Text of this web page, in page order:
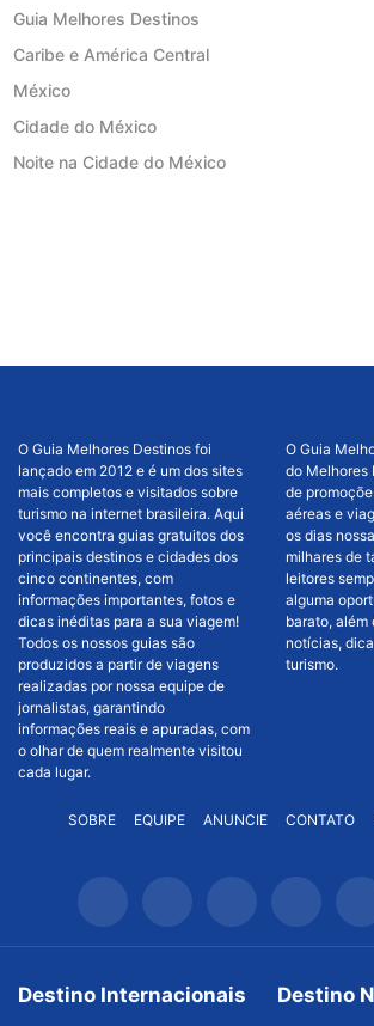
Guia Melhores Destinos
Caribe e América Central
México
Cidade do México
Noite na Cidade do México
O Guia Melhores Destinos foi
lançado em 2012 e é um dos sites
mais completos e visitados sobre
turismo na internet brasileira. Aqui
você encontra guias gratuitos dos
principais destinos e cidades dos
cinco continentes, com
informações importantes, fotos e
dicas inéditas para a sua viagem!
Todos os nossos guias são
produzidos a partir de viagens
realizadas por nossa equipe de
jornalistas, garantindo
informações reais e apuradas, com
o olhar de quem realmente visitou
cada lugar.
O Guia
do Melhores
de
aéreas e
os dias
milhares de
leitores
alguma
barato, além
notícias,
turismo.
SOBRE EQUIPE ANUNCIE CONTATO
Destino Internacionais Destino